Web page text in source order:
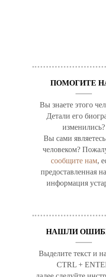
ПОМОГИТЕ
Вы знаете этого
Детали его
изменились?
Вы сами
человеком?
сообщите нам,
предоставленная
информация
НАШЛИ
Выделите текст и
CTRL +